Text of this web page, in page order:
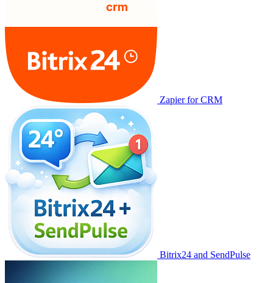
Zapier for CRM
Bitrix24 and SendPulse